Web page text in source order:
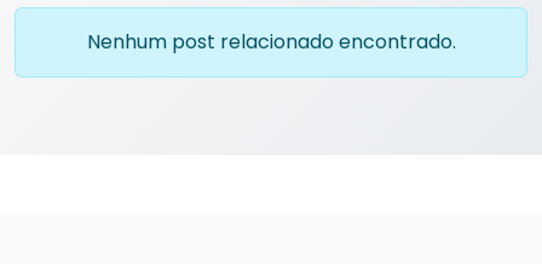
Nenhum post relacionado encontrado.